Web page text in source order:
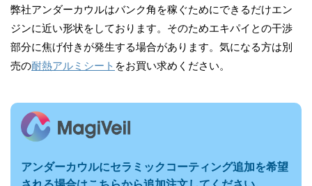
弊社アンダーカウルはバンク角を稼ぐためにできるだけエン
ジンに近い形状をしております。そのためエキパイとの干渉
部分に焦げ付きが発生する場合があります。気になる方は別
売の耐熱アルミシート をお買い求めください。
アンダーカウルにセラミックコーティング追加を希望